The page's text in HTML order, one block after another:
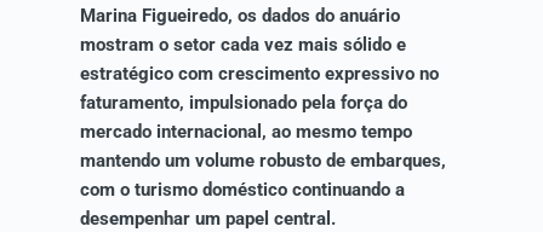
Marina Figueiredo, os dados do anuário
mostram o setor cada vez mais sólido e
estratégico com crescimento expressivo no
faturamento, impulsionado pela força do
mercado internacional, ao mesmo tempo
mantendo um volume robusto de embarques,
com o turismo doméstico continuando a
desempenhar um papel central.